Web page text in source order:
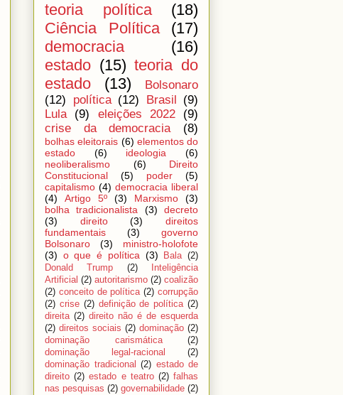
teoria política
(18)
Ciência Política
(17)
democracia
(16)
estado (15) teoria do
estado
(13)
Bolsonaro
(12)
política (12) Brasil (9)
Lula
(9) eleições 2022
(9)
crise da democracia
(8)
bolhas eleitorais (6) elementos do
estado
(6) ideologia
(6)
neoliberalismo
(6)
Direito
Constitucional
(5) poder
(5)
capitalismo (4) democracia liberal
(4)
Artigo 5º (3) Marxismo
(3)
bolha tradicionalista
(3)
decreto
(3)
direito (3)
direitos
fundamentais
(3)
governo
Bolsonaro
(3)
ministro-holofote
(3) o que é política (3) Bala (2)
Donald Trump
(2)
Inteligência
Artificial (2) autoritarismo (2) coalizão
(2) conceito de política (2) corrupção
(2) crise (2) definição de política (2)
direita (2) direito não é de esquerda
(2) direitos sociais (2) dominação (2)
dominação carismática
(2)
dominação legal-racional
(2)
dominação tradicional (2) estado de
direito (2) estado e teatro (2) falhas
nas pesquisas (2) governabilidade (2)